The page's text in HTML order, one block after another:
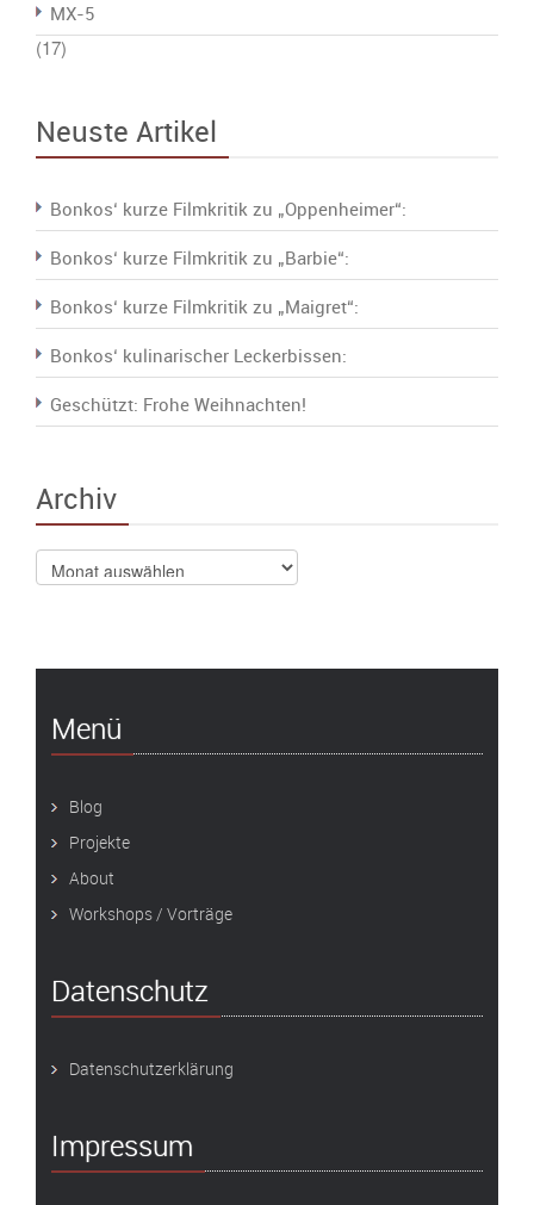
MX-5
(17)
Neuste Artikel
Bonkos‘ kurze Filmkritik zu „Oppenheimer“:
Bonkos‘ kurze Filmkritik zu „Barbie“:
Bonkos‘ kurze Filmkritik zu „Maigret“:
Bonkos‘ kulinarischer Leckerbissen:
Geschützt: Frohe Weihnachten!
Archiv
Archiv
Menü
Blog
Projekte
About
Workshops / Vorträge
Datenschutz
Datenschutzerklärung
Impressum